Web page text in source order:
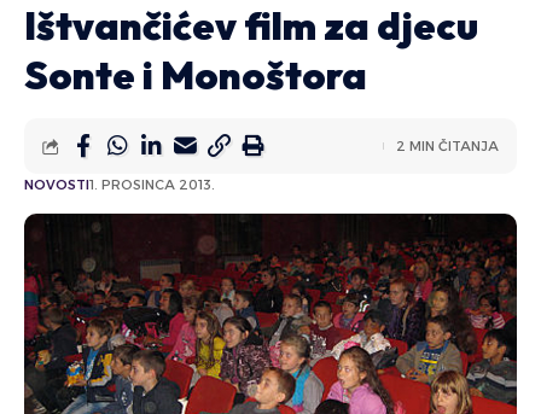
Ištvančićev film za djecu
Sonte i Monoštora
NOVOSTI1. PROSINCA 2013.
2 MIN ČITANJA